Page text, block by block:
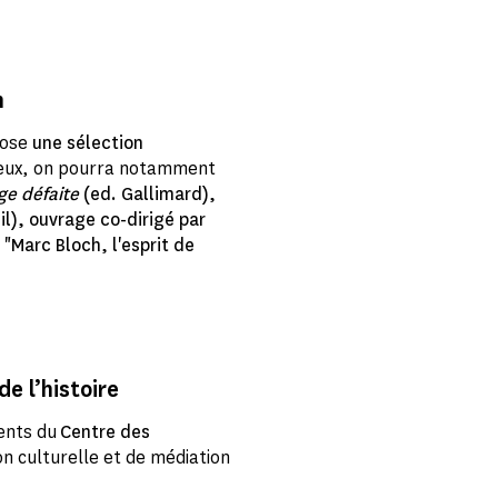
une sélection
on pourra notamment
défaite(ed. Gallimard),
ouvrage co-dirigé par
"Marc Bloch, l'esprit de
l’histoire
du Centre des
culturelle et de médiation